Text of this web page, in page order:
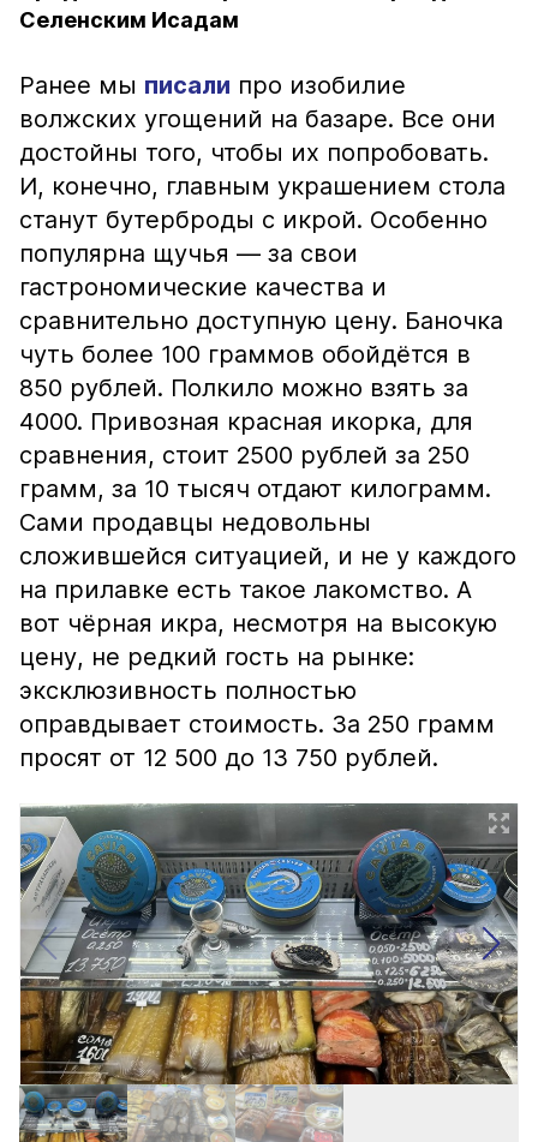
Селенским Исадам
Ранее мы писали про изобилие
волжских угощений на базаре. Все они
достойны того, чтобы их попробовать.
И, конечно, главным украшением стола
станут бутерброды с икрой. Особенно
популярна щучья — за свои
гастрономические качества и
сравнительно доступную цену. Баночка
чуть более 100 граммов обойдётся в
850 рублей. Полкило можно взять за
4000. Привозная красная икорка, для
сравнения, стоит 2500 рублей за 250
грамм, за 10 тысяч отдают килограмм.
Сами продавцы недовольны
сложившейся ситуацией, и не у каждого
на прилавке есть такое лакомство. А
вот чёрная икра, несмотря на высокую
цену, не редкий гость на рынке:
эксклюзивность полностью
оправдывает стоимость. За 250 грамм
просят от 12 500 до 13 750 рублей.